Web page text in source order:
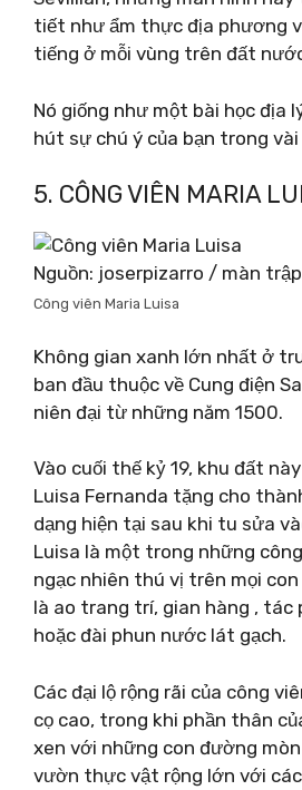
tiết như ẩm thực địa phương
tiếng ở mỗi vùng trên đất
Nó giống như một bài học địa
hút sự chú ý của bạn trong
5. CÔNG VIÊN MARIA
Nguồn: joserpizarro / màn trập
Công viên Maria Luisa
Không gian xanh lớn nhất ở
ban đầu thuộc về Cung điện
niên đại từ những năm 1500.
Vào cuối thế kỷ 19, khu đất
Luisa Fernanda tặng cho
dạng hiện tại sau khi tu sửa
Luisa là một trong những
ngạc nhiên thú vị trên mọi
là ao trang trí, gian hàng , tác
hoặc đài phun nước lát gạch.
Các đại lộ rộng rãi của công
cọ cao, trong khi phần thân
xen với những con đường
vườn thực vật rộng lớn với